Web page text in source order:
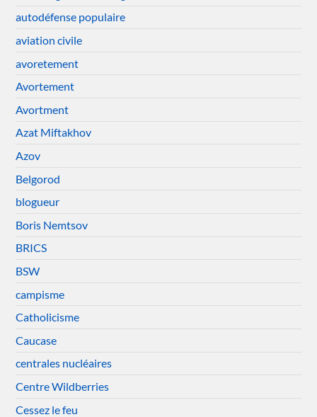
autodéfense populaire
aviation civile
avoretement
Avortement
Avortment
Azat Miftakhov
Azov
Belgorod
blogueur
Boris Nemtsov
BRICS
BSW
campisme
Catholicisme
Caucase
centrales nucléaires
Centre Wildberries
Cessez le feu